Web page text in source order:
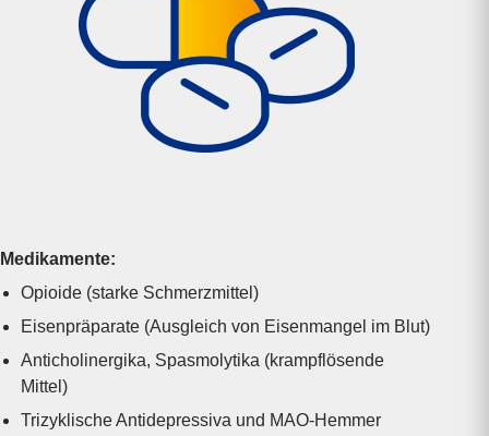
Medikamente:
Opioide (starke Schmerz­mittel)
Eisen­präparate (Ausgleich von Eisen­mangel im Blut)
Anti­cholinergika, Spasmolytika (krampf­lösende
Mittel)
Trizyklische Anti­depressiva und MAO-Hemmer